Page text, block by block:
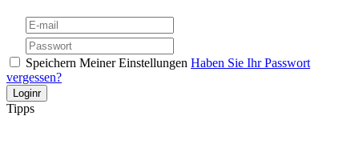
Speichern Meiner Einstellungen Haben Sie Ihr Passwort
vergessen?
Tipps